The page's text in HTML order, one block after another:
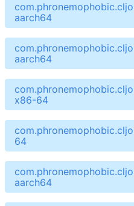
aarch64
aarch64
x86-64
64
aarch64